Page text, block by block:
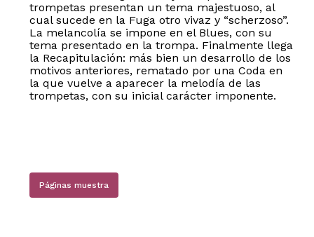
No hay productos en el carrito.
trompetas presentan un tema majestuoso, al
cual sucede en la Fuga otro vivaz y “scherzoso”.
La melancolía se impone en el Blues, con su
tema presentado en la trompa. Finalmente llega
la Recapitulación: más bien un desarrollo de los
motivos anteriores, rematado por una Coda en
la que vuelve a aparecer la melodía de las
trompetas, con su inicial carácter imponente.
Páginas muestra